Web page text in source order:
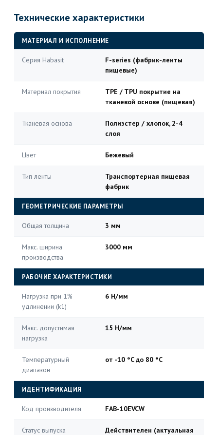
Технические характеристики
МАТЕРИАЛ И ИСПОЛНЕНИЕ
Серия Habasit
F-series (фабрик-ленты
пищевые)
Материал покрытия
TPE / TPU покрытие на
тканевой основе (пищевая)
Тканевая основа
Полиэстер / хлопок, 2-4
слоя
Цвет Бежевый
Тип ленты
Транспортерная пищевая
фабрик
ГЕОМЕТРИЧЕСКИЕ ПАРАМЕТРЫ
Общая толщина 3 мм
Макс. ширина
производства
3000 мм
РАБОЧИЕ ХАРАКТЕРИСТИКИ
Нагрузка при 1%
удлинении (k1)
6 Н/мм
Макс. допустимая
нагрузка
15 Н/мм
Температурный
диапазон
от -10 °C до 80 °C
ИДЕНТИФИКАЦИЯ
Код производителя FAB-10EVCW
Статус выпуска
Действителен (актуальная